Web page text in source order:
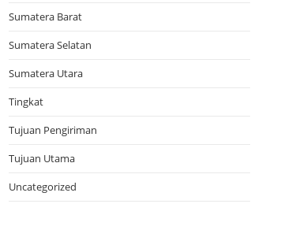
Sumatera Barat
Sumatera Selatan
Sumatera Utara
Tingkat
Tujuan Pengiriman
Tujuan Utama
Uncategorized